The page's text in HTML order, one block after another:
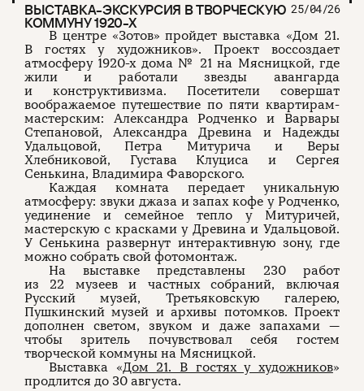
ВЫСТАВКА-ЭКСКУРСИЯ В ТВОРЧЕСКУЮ
КОММУНУ 1920-Х
25/04/26
В центре «Зотов» пройдет выставка «Дом 21.
В гостях у художников». Проект воссоздает
атмосферу 1920-х дома № 21 на Мясницкой, где
жили и работали звезды авангарда
и конструктивизма. Посетители совершат
воображаемое путешествие по пяти квартирам-
мастерским: Александра Родченко и Варвары
Степановой, Александра Древина и Надежды
Удальцовой, Петра Митурича и Веры
Хлебниковой, Густава Клуциса и Сергея
Сенькина, Владимира Фаворского.
Каждая комната передает уникальную
атмосферу: звуки джаза и запах кофе у Родченко,
уединение и семейное тепло у Митуричей,
мастерскую с красками у Древина и Удальцовой.
У Сенькина развернут интерактивную зону, где
можно собрать свой фотомонтаж.
На выставке представлены 230 работ
из 22 музеев и частных собраний, включая
Русский музей, Третьяковскую галерею,
Пушкинский музей и архивы потомков. Проект
дополнен светом, звуком и даже запахами —
чтобы зритель почувствовал себя гостем
творческой коммуны на Мясницкой.
Выставка «Дом 21. В гостях у художников»
продлится до 30 августа.